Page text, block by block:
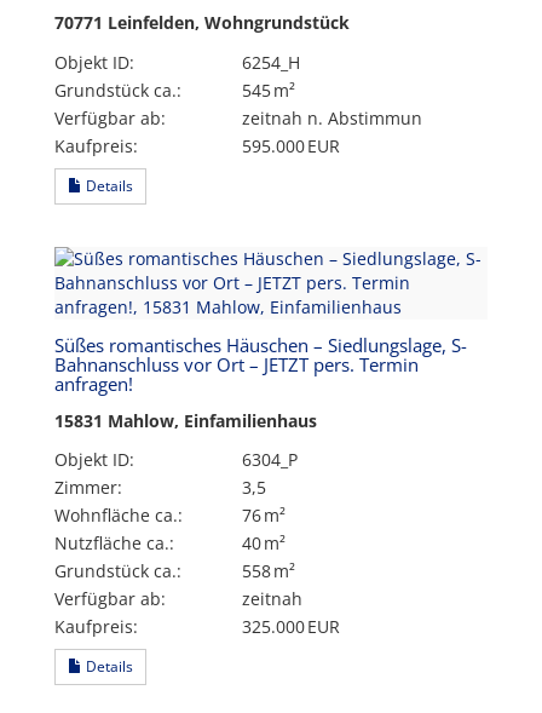
70771 Leinfelden, Wohngrundstück
Objekt ID:
6254_H
Grund­stück ca.:
545 m²
Verfügbar ab:
zeitnah n. Abstimmun
Kaufpreis:
595.000 EUR
Details
Süßes romantisches Häuschen – Siedlungslage, S-
Bahnanschluss vor Ort – JETZT pers. Termin
anfragen!
15831 Mahlow, Einfamilienhaus
Objekt ID:
6304_P
Zimmer:
3,5
Wohnfläche ca.:
76 m²
Nutzfläche ca.:
40 m²
Grund­stück ca.:
558 m²
Verfügbar ab:
zeitnah
Kaufpreis:
325.000 EUR
Details